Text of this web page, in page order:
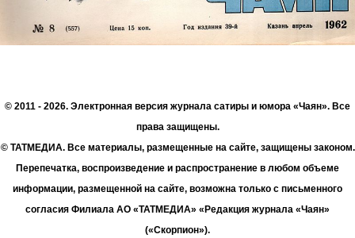
© 2011 - 2026. Электронная версия журнала сатиры и юмора «Чаян». Все
права защищены.
© ТАТМЕДИА. Все материалы, размещенные на сайте, защищены законом.
Перепечатка, воспроизведение и распространение в любом объеме
информации, размещенной на сайте, возможна только с письменного
согласия Филиала АО «ТАТМЕДИА» «Редакция журнала «Чаян»
(«Скорпион»).